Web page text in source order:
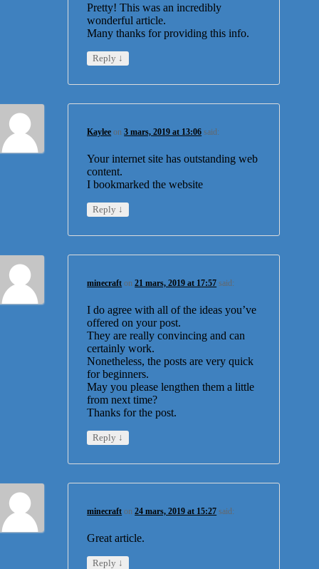
Pretty! This was an incredibly
wonderful article.
Many thanks for providing this info.
Reply ↓
Kaylee on3 mars, 2019 at 13:06 said:
Your internet site has outstanding web
content.
I bookmarked the website
Reply ↓
minecraft on21 mars, 2019 at 17:57 said:
I do agree with all of the ideas you’ve
offered on your post.
They are really convincing and can
certainly work.
Nonetheless, the posts are very quick
for beginners.
May you please lengthen them a little
from next time?
Thanks for the post.
Reply ↓
minecraft on24 mars, 2019 at 15:27 said:
Great article.
Reply ↓